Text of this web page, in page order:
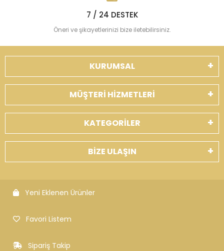
7 / 24 DESTEK
Öneri ve şikayetlerinizi bize iletebilirsiniz.
KURUMSAL
MÜŞTERİ HİZMETLERİ
KATEGORİLER
BİZE ULAŞIN
Yeni Eklenen Ürünler
Favori Listem
Sipariş Takip